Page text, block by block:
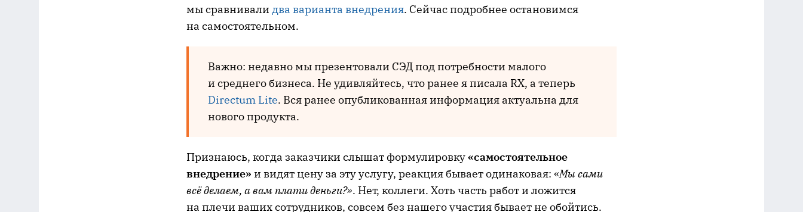
мы сравнивали два варианта внедрения. Сейчас подробнее остановимся
на самостоятельном.
Важно: недавно мы презентовали СЭД под потребности малого
и среднего бизнеса. Не удивляйтесь, что ранее я писала RX, а теперь
Directum Lite. Вся ранее опубликованная информация актуальна для
нового продукта.
Признаюсь, когда заказчики слышат формулировку«самостоятельное
внедрение» и видят цену за эту услугу, реакция бывает одинаковая: «Мы сами
всё делаем, а вам плати деньги?». Нет, коллеги. Хоть часть работ и ложится
на плечи ваших сотрудников, совсем без нашего участия бывает не обойтись.